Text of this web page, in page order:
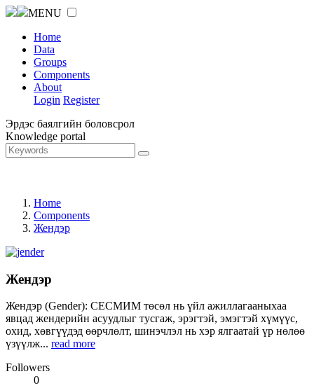
MENU
Home
Data
Groups
Components
About
Login Register
Эрдэс баялгийн боловсрол
Knowledge portal
Home
Components
Жендэр
Жендэр
Жендэр (Gender): СЕСМИМ төсөл нь үйл ажиллагааныхаа
явцад жендерийн асуудлыг тусгаж, эрэгтэй, эмэгтэй хүмүүс,
охид, хөвгүүдэд өөрчлөлт, шинэчлэл нь хэр ялгаатай үр нөлөө
үзүүлж... read more
Followers
0